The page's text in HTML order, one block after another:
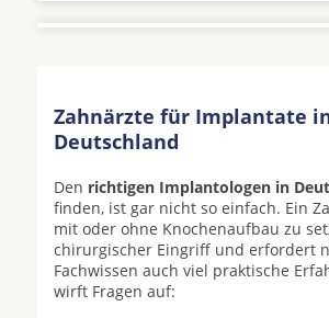
Zahnärzte für Implantate
Deutschland
Den richtigen Implantologen in
finden, ist gar nicht so einfach. Ein
mit oder ohne Knochenaufbau zu
chirurgischer Eingriff und erfordert
Fachwissen auch viel praktische
wirft Fragen auf: